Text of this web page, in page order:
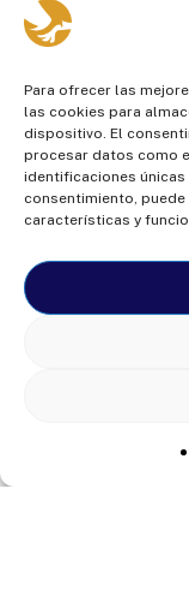
Para ofrecer las
las cookies para
dispositivo. El
procesar datos como
identificaciones
consentimiento,
características y